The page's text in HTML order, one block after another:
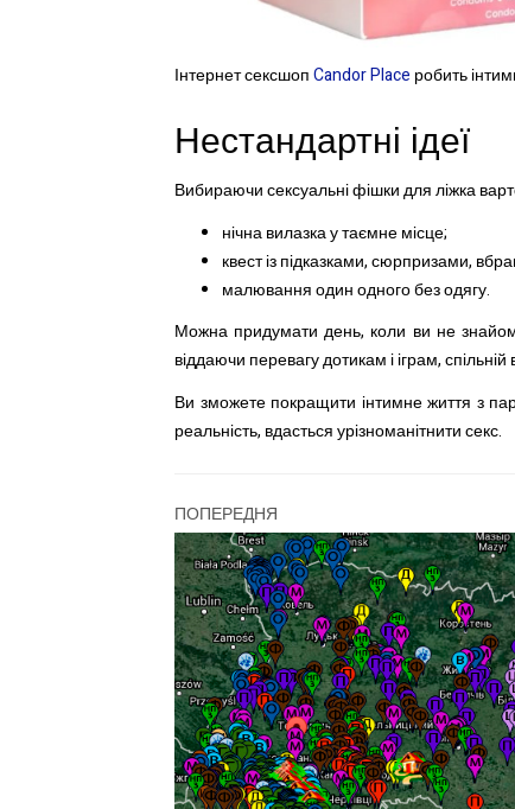
Інтернет сексшопCandor Place робить
Нестандартні ідеї
Вибираючи сексуальні фішки для ліжка
нічна вилазка у таємне місце;
квест із підказками, сюрпризами,
малювання один одного без одягу.
Можна придумати день, коли ви не
віддаючи перевагу дотикам і іграм, спільній
Ви зможете покращити інтимне життя з
реальність, вдасться урізноманітнити секс.
ПОПЕРЕДНЯ